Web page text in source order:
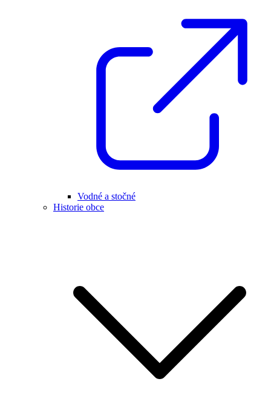
Vodné a stočné
Historie obce